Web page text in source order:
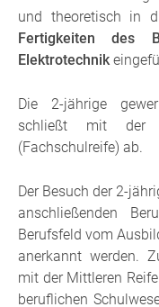
und theoretisch in
Fertigkeiten des
Elektrotechnik
Die 2-jährige
schließt mit
(Fachschulreife) ab.
Der Besuch der 2-
anschließenden
Berufsfeld vom
anerkannt werden.
mit der Mittleren
beruflichen